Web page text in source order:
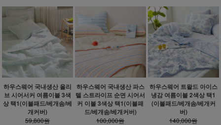
하우스웨어 국내생산 올리
브 시어서커 여름이불 3색
상 택1(이불패드/베개솜/베
개커버)
59,800원
하우스웨어 국내생산 파스
텔 스트라이프 순면 시어서
커 이불 3색상 택1(이불패
드/베개솜/베개커버)
100,000원
하우스웨어 트왈드 아이스
냉감 여름이불 2색상 택1
(이불패드/베개솜/베개커
버)
140,000원